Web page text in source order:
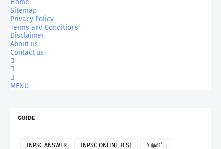
Home
Sitemap
Privacy Policy
Terms and Conditions
Disclaimer
About us
Contact us
MENU
GUIDE
TNPSC ANSWER TNPSC ONLINE TEST அறிவிப்பு